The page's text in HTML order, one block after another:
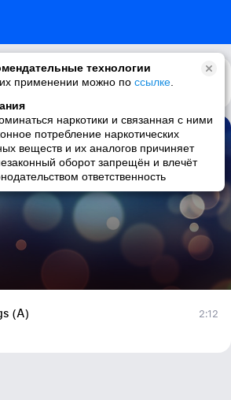
технологии
применении можно по ссылке
наркотики и связанная с ними
потребление наркотических
веществ и их аналогов причиняет
оборот запрещён и влечёт
ответственность
(A)
(A)
2:12